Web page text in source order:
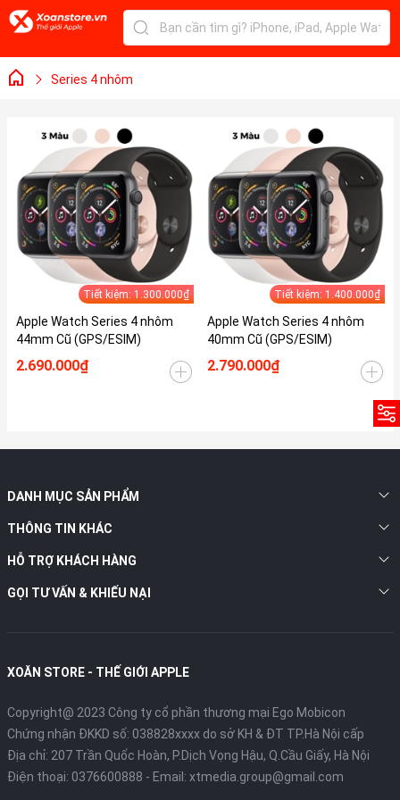
Series 4 nhôm
Tiết kiệm: 1.300.000₫
Apple Watch Series 4 nhôm
44mm Cũ (GPS/ESIM)
2.690.000₫
Tiết kiệm: 1.400.000₫
Apple Watch Series 4 nhôm
40mm Cũ (GPS/ESIM)
2.790.000₫
DANH MỤC SẢN PHẨM
THÔNG TIN KHÁC
HỖ TRỢ KHÁCH HÀNG
GỌI TƯ VẤN & KHIẾU NẠI
XOĂN STORE - THẾ GIỚI APPLE
Copyright@ 2023 Công ty cổ phần thương mại Ego Mobicon
Chứng nhận ĐKKD số: 038828xxxx do sở KH & ĐT TP.Hà Nội cấp
Địa chỉ: 207 Trần Quốc Hoàn, P.Dịch Vọng Hậu, Q.Cầu Giấy, Hà Nội
Điện thoại: 0376600888 - Email: xtmedia.group@gmail.com